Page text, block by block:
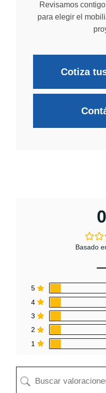
Revisamos
para elegir el
Cotiza
Basado
5
4
3
2
1